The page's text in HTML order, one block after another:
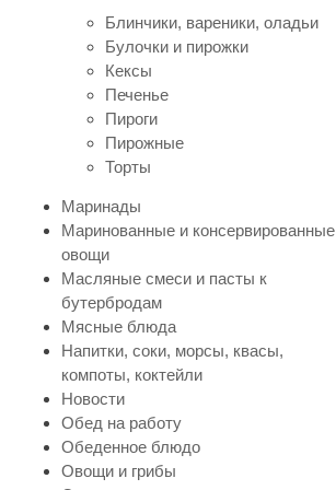
Блинчики, вареники, оладьи
Булочки и пирожки
Кексы
Печенье
Пироги
Пирожные
Торты
Маринады
Маринованные и консервированные
овощи
Масляные смеси и пасты к
бутербродам
Мясные блюда
Напитки, соки, морсы, квасы,
компоты, коктейли
Новости
Обед на работу
Обеденное блюдо
Овощи и грибы